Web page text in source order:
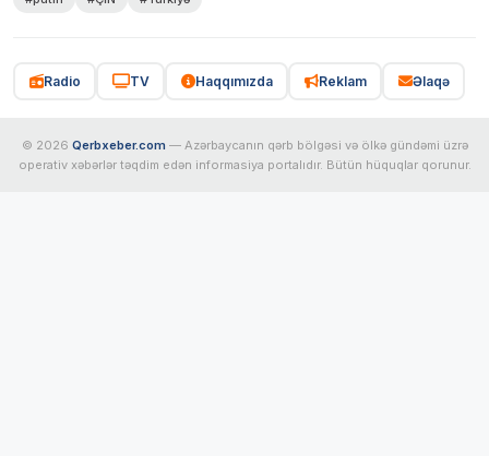
Radio TV Haqqımızda Reklam Əlaqə
© 2026 Qerbxeber.com — Azərbaycanın qərb bölgəsi və ölkə gündəmi üzrə
operativ xəbərlər təqdim edən informasiya portalıdır. Bütün hüquqlar qorunur.